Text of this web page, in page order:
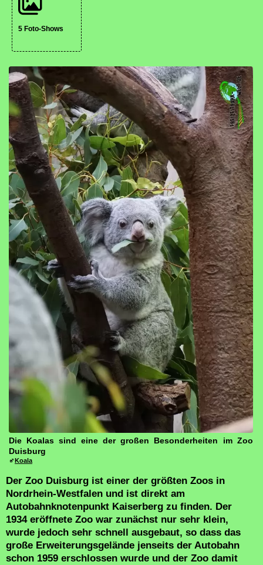
5 Foto-Shows
Die Koalas sind eine der großen Besonderheiten im Zoo
Duisburg
Koala
Der Zoo Duisburg ist einer der größten Zoos in
Nordrhein-Westfalen und ist direkt am
Autobahnknotenpunkt Kaiserberg zu finden. Der
1934 eröffnete Zoo war zunächst nur sehr klein,
wurde jedoch sehr schnell ausgebaut, so dass das
große Erweiterungsgelände jenseits der Autobahn
schon 1959 erschlossen wurde und der Zoo damit